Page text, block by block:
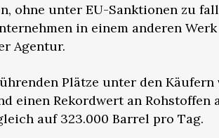
ohne unter EU-Sanktionen zu
in einem anderen Werk
Agentur.
Plätze unter den Käufern
einen Rekordwert an Rohstoffen
auf 323.000 Barrel pro Tag.